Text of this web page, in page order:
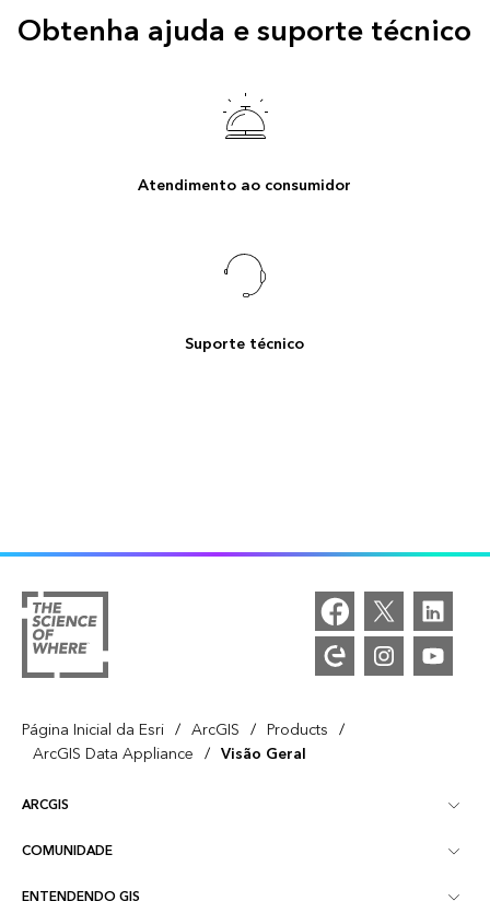
Obtenha ajuda e suporte técnico
Atendimento ao consumidor
Suporte técnico
Página Inicial da Esri / ArcGIS / Products /
ArcGIS Data Appliance / Visão Geral
ARCGIS
Visão Geral do ArcGIS
Mapeamento
COMUNIDADE
Esri Community
ENTENDENDO GIS